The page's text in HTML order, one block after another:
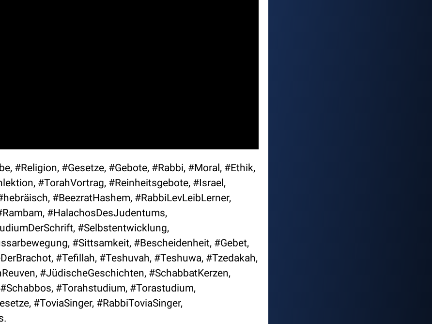
#Religion, #Gesetze, #Gebote, #Rabbi, #Moral, #Ethik,
#TorahVortrag, #Reinheitsgebote, #Israel,
#BeezratHashem, #RabbiLevLeibLerner,
#HalachosDesJudentums,
#Selbstentwicklung,
#Sittsamkeit, #Bescheidenheit, #Gebet,
#Tefillah, #Teshuvah, #Teshuwa, #Tzedakah,
#JüdischeGeschichten, #SchabbatKerzen,
#Torahstudium, #Torastudium,
#ToviaSinger, #RabbiToviaSinger,